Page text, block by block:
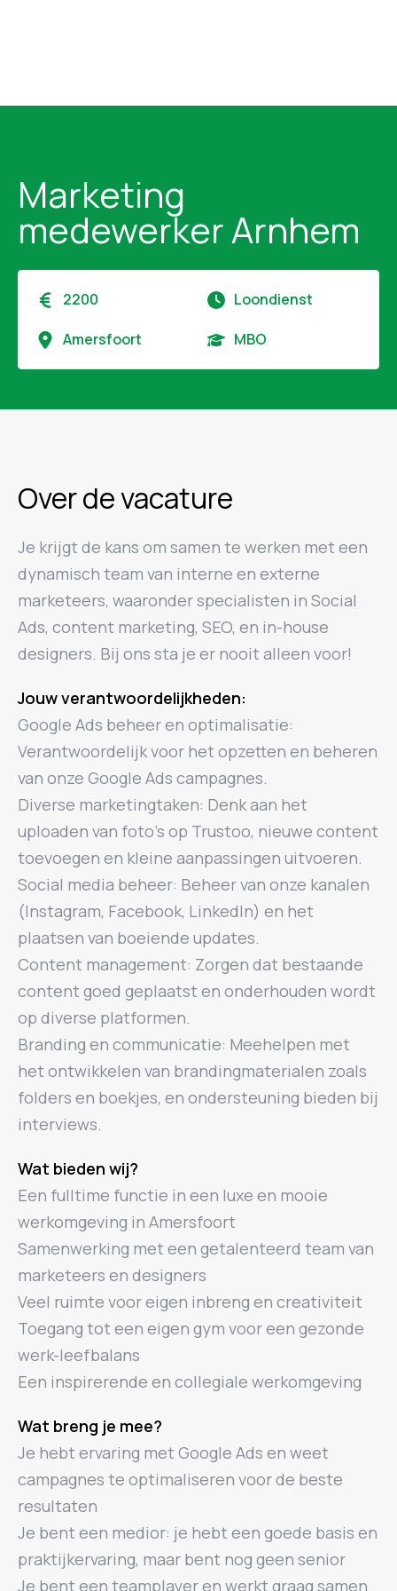
Marketing
medewerker Arnhem
2200 Loondienst
Amersfoort MBO
Over de vacature
Je krijgt de kans om samen te werken met een
dynamisch team van interne en externe
marketeers, waaronder specialisten in Social
Ads, content marketing, SEO, en in-house
designers. Bij ons sta je er nooit alleen voor!
Jouw verantwoordelijkheden:
Google Ads beheer en optimalisatie:
Verantwoordelijk voor het opzetten en beheren
van onze Google Ads campagnes.
Diverse marketingtaken: Denk aan het
uploaden van foto’s op Trustoo, nieuwe content
toevoegen en kleine aanpassingen uitvoeren.
Social media beheer: Beheer van onze kanalen
(Instagram, Facebook, LinkedIn) en het
plaatsen van boeiende updates.
Content management: Zorgen dat bestaande
content goed geplaatst en onderhouden wordt
op diverse platformen.
Branding en communicatie: Meehelpen met
het ontwikkelen van brandingmaterialen zoals
folders en boekjes, en ondersteuning bieden bij
interviews.
Wat bieden wij?
Een fulltime functie in een luxe en mooie
werkomgeving in Amersfoort
Samenwerking met een getalenteerd team van
marketeers en designers
Veel ruimte voor eigen inbreng en creativiteit
Toegang tot een eigen gym voor een gezonde
werk-leefbalans
Een inspirerende en collegiale werkomgeving
Wat breng je mee?
Je hebt ervaring met Google Ads en weet
campagnes te optimaliseren voor de beste
resultaten
Je bent een medior: je hebt een goede basis en
praktijkervaring, maar bent nog geen senior
Je bent een teamplayer en werkt graag samen